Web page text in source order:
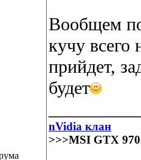
Вообщем
кучу
прийдет,
будет
nVidia клан
>>>MSI GTX